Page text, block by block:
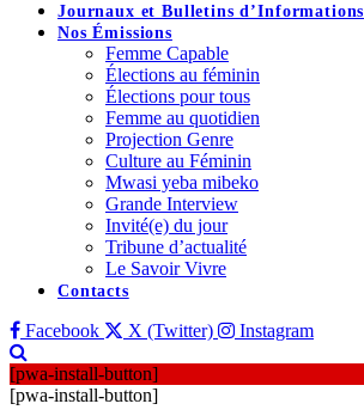
Journaux et Bulletins d’Informations
Nos Émissions
Femme Capable
Élections au féminin
Élections pour tous
Femme au quotidien
Projection Genre
Culture au Féminin
Mwasi yeba mibeko
Grande Interview
Invité(e) du jour
Tribune d’actualité
Le Savoir Vivre
Contacts
Facebook X (Twitter) Instagram
[pwa-install-button]
[pwa-install-button]